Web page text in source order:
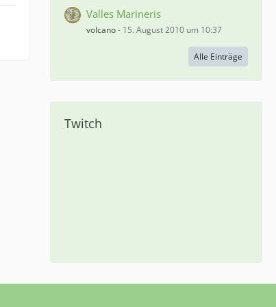
Valles Marineris
volcano- 15. August 2010 um 10:37
Alle Einträge
Twitch